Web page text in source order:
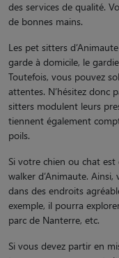
des services de qualité.
de bonnes mains.
Les pet sitters
garde à domicile, le
Toutefois, vous pouvez
attentes. N’hésitez donc
sitters modulent leurs
tiennent également
poils.
Si votre chien ou chat
walker d’Animaute.
dans des endroits
exemple, il pourra
parc de Nanterre, etc.
Si vous devez partir en